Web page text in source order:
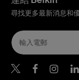
尋找更多最新消息和
Belkin